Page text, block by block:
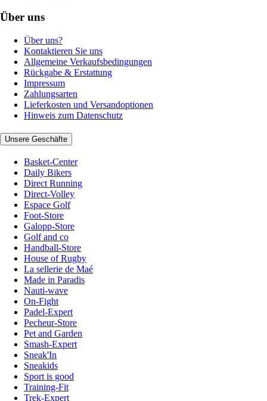
Über uns
Über uns?
Kontaktieren Sie uns
Allgemeine Verkaufsbedingungen
Rückgabe & Erstattung
Impressum
Zahlungsarten
Lieferkosten und Versandoptionen
Hinweis zum Datenschutz
Unsere Geschäfte
Basket-Center
Daily Bikers
Direct Running
Direct-Volley
Espace Golf
Foot-Store
Galopp-Store
Golf and co
Handball-Store
House of Rugby
La sellerie de Maé
Made in Paradis
Nauti-wave
On-Fight
Padel-Expert
Pecheur-Store
Pet and Garden
Smash-Expert
Sneak'In
Sneakids
Sport is good
Training-Fit
Trek-Expert